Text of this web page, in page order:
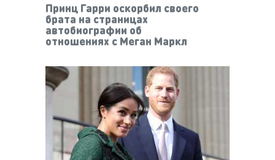
Принц Гарри оскорбил своего
брата на страницах
автобиографии об
отношениях с Меган Маркл